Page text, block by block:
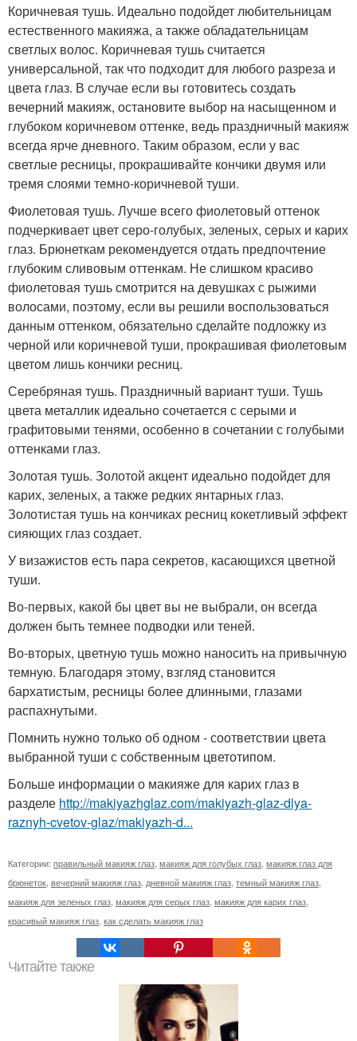
Коричневая тушь. Идеально подойдет любительницам
естественного макияжа, а также обладательницам
светлых волос. Коричневая тушь считается
универсальной, так что подходит для любого разреза и
цвета глаз. В случае если вы готовитесь создать
вечерний макияж, остановите выбор на насыщенном и
глубоком коричневом оттенке, ведь праздничный макияж
всегда ярче дневного. Таким образом, если у вас
светлые ресницы, прокрашивайте кончики двумя или
тремя слоями темно-коричневой туши.
Фиолетовая тушь. Лучше всего фиолетовый оттенок
подчеркивает цвет серо-голубых, зеленых, серых и карих
глаз. Брюнеткам рекомендуется отдать предпочтение
глубоким сливовым оттенкам. Не слишком красиво
фиолетовая тушь смотрится на девушках с рыжими
волосами, поэтому, если вы решили воспользоваться
данным оттенком, обязательно сделайте подложку из
черной или коричневой туши, прокрашивая фиолетовым
цветом лишь кончики ресниц.
Серебряная тушь. Праздничный вариант туши. Тушь
цвета металлик идеально сочетается с серыми и
графитовыми тенями, особенно в сочетании с голубыми
оттенками глаз.
Золотая тушь. Золотой акцент идеально подойдет для
карих, зеленых, а также редких янтарных глаз.
Золотистая тушь на кончиках ресниц кокетливый эффект
сияющих глаз создает.
У визажистов есть пара секретов, касающихся цветной
туши.
Во-первых, какой бы цвет вы не выбрали, он всегда
должен быть темнее подводки или теней.
Во-вторых, цветную тушь можно наносить на привычную
темную. Благодаря этому, взгляд становится
бархатистым, ресницы более длинными, глазами
распахнутыми.
Помнить нужно только об одном - соответствии цвета
выбранной туши с собственным цветотипом.
Больше информации о макияже для карих глаз в
разделе http://makiyazhglaz.com/makiyazh-glaz-dlya-
raznyh-cvetov-glaz/makiyazh-d...
Категории: правильный макияж глаз макияж для голубых глаз макияж глаз для
брюнеток вечерний макияж глаз дневной макияж глаз темный макияж глаз
макияж для зеленых глаз макияж для серых глаз макияж для карих глаз
красивый макияж глаз как сделать макияж глаз
Читайте также